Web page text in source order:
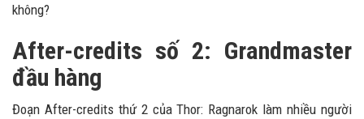
không?
After-credits số 2: Grandmaster
đầu hàng
Đoạn After-credits thứ 2 của Thor: Ragnarok làm nhiều người